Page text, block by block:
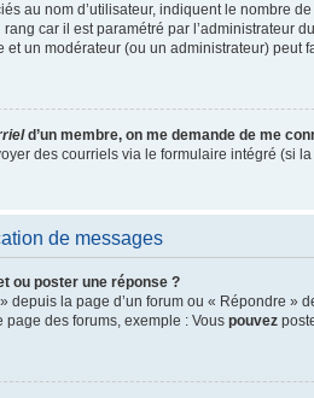
au nom d’utilisateur, indiquent le nombre
rang car il est paramétré par
et un modérateur (ou un administrateur) peut
d’un membre, on me demande de me
des courriels via le formulaire intégré (si
de messages
ou poster une réponse ?
depuis la page d’un forum ou « Répondre »
des forums, exemple : Vous pouvez